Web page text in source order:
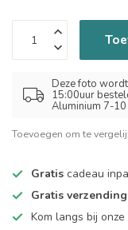
Deze foto
15:00uur
Aluminium 7-
Toevoegen om te
Gratis cadeau
Gratis verzending
Kom langs bij onze